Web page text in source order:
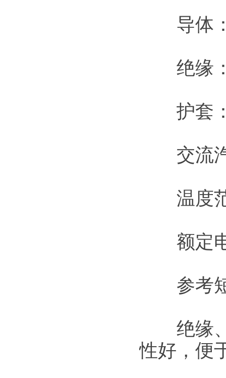
导体：
绝缘：
护套：
交流汽
温度范
额定电
参考短
绝缘、
性好，便